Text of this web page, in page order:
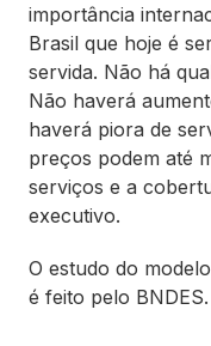
importância
Brasil que hoje é
servida. Não há
Não haverá
haverá piora de
preços podem até
serviços e a
executivo.
O estudo do
é feito pelo BNDES.